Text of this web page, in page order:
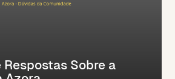
Sobre a